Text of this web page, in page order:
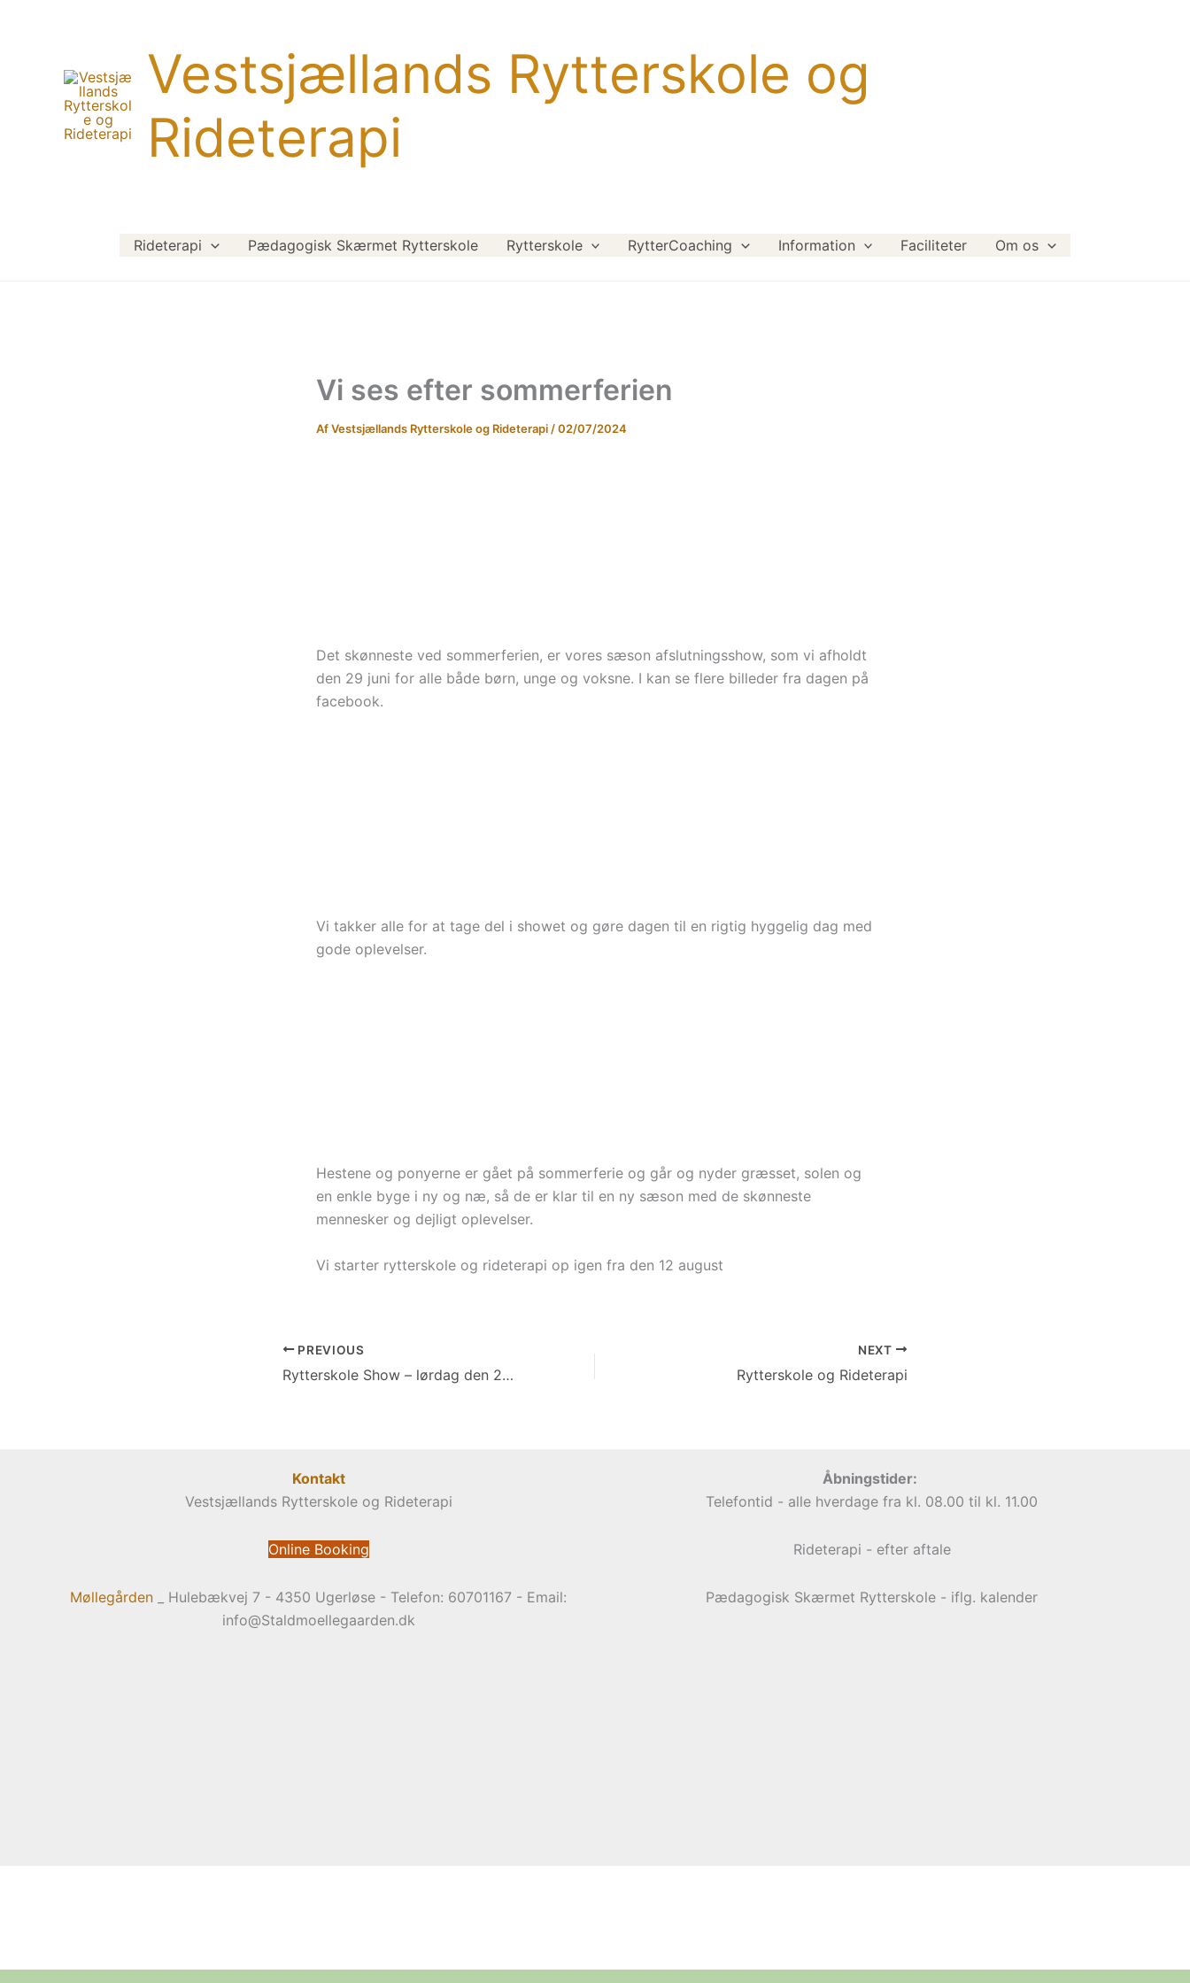
Vestsjællands Rytterskole og
Rideterapi
Rideterapi Pædagogisk Skærmet Rytterskole Rytterskole RytterCoaching Information Faciliteter Om os
Vi ses efter sommerferien
AfVestsjællands Rytterskole og Rideterapi /02/07/2024
Det skønneste ved sommerferien, er vores sæson afslutningsshow, som vi afholdt
den 29 juni for alle både børn, unge og voksne. I kan se flere billeder fra dagen på
facebook.
Vi takker alle for at tage del i showet og gøre dagen til en rigtig hyggelig dag med
gode oplevelser.
Hestene og ponyerne er gået på sommerferie og går og nyder græsset, solen og
en enkle byge i ny og næ, så de er klar til en ny sæson med de skønneste
mennesker og dejligt oplevelser.
Vi starter rytterskole og rideterapi op igen fra den 12 august
PREVIOUS
Rytterskole Show – lørdag den 29 juni kl. 14.00
NEXT
Rytterskole og Rideterapi
Kontakt
Vestsjællands Rytterskole og Rideterapi
Online Booking
Møllegården
_ Hulebækvej 7 - 4350 Ugerløse - Telefon: 60701167 - Email:
info@Staldmoellegaarden.dk
Åbningstider:
Telefontid - alle hverdage fra kl. 08.00 til kl. 11.00
Rideterapi - efter aftale
Pædagogisk Skærmet Rytterskole - iflg. kalender